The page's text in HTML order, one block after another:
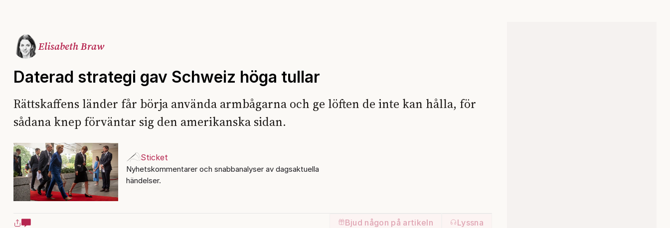
Elisabeth Braw
Daterad strategi gav Schweiz höga tullar
Rättskaffens länder får börja använda armbågarna och ge löften de inte kan hålla, för
sådana knep förväntar sig den amerikanska sidan.
Sticket
Nyhetskommentarer och snabbanalyser av dagsaktuella
händelser.
Bjud någon på artikeln Lyssna